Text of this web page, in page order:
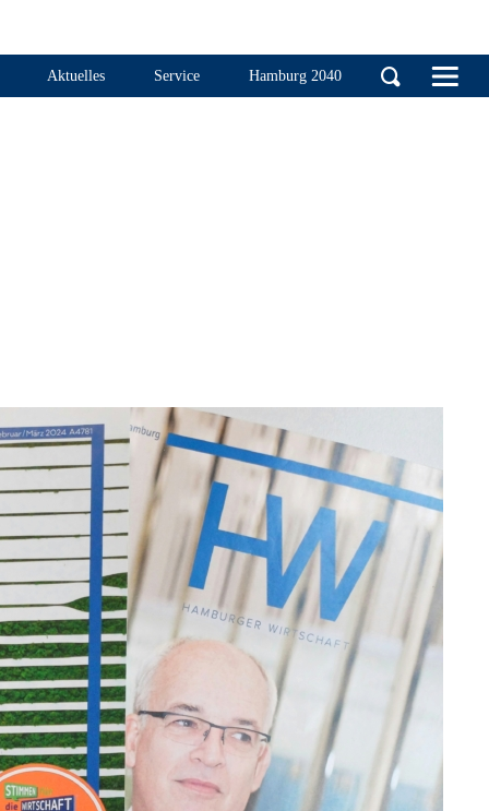
Handelskammer
Aktuelles Service Hamburg 2040